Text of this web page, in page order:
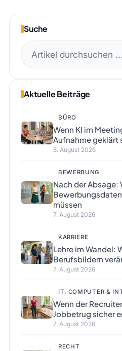
Suche
Suchen
nach:
Aktuelle Beiträge
BÜRO
Wenn KI im
Aufnahme geklärt
8. August 2026
BEWERBUNG
Nach der Absage:
müssen
7. August 2026
KARRIERE
Lehre im Wandel:
Berufsbildern
7. August 2026
IT, COMPUTER &
Wenn der
Jobbetrug sicher
7. August 2026
RECHT